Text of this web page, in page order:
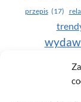
przepis (17)